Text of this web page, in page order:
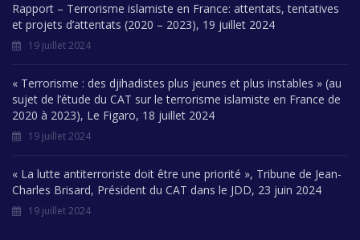
Rapport – Terrorisme islamiste en France: attentats, tentatives
et projets d’attentats (2020 – 2023), 19 juillet 2024
19 juillet 2024
« Terrorisme : des djihadistes plus jeunes et plus instables » (au
sujet de l’étude du CAT sur le terrorisme islamiste en France de
2020 à 2023), Le Figaro, 18 juillet 2024
19 juillet 2024
« La lutte antiterroriste doit être une priorité », Tribune de Jean-
Charles Brisard, Président du CAT dans le JDD, 23 juin 2024
19 juillet 2024